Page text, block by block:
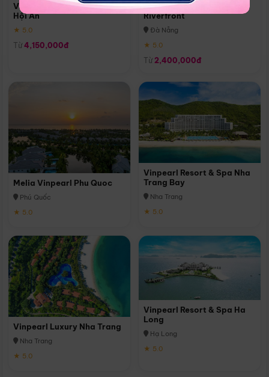
Vinpearl Resort & Golf Nam
Hội An
★ 5.0
Từ 4,150,000đ
Melia Vinpearl Danang
Riverfront
Đà Nẵng
★ 5.0
Từ 2,400,000đ
Melia Vinpearl Phu Quoc
Phú Quốc
★ 5.0
Vinpearl Resort & Spa Nha
Trang Bay
Nha Trang
★ 5.0
Vinpearl Luxury Nha Trang
Nha Trang
★ 5.0
Vinpearl Resort & Spa Ha
Long
Hạ Long
★ 5.0